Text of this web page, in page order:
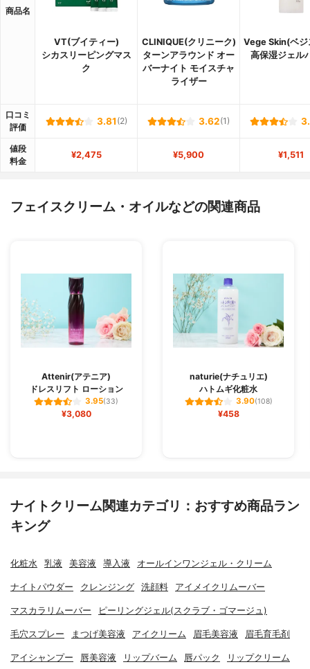
商品名
VT(ブイティー)
シカスリーピングマス
ク
CLINIQUE(クリニーク)
ターンアラウンド オー
バーナイト モイスチャ
ライザー
Vege Skin(ベジ
高保湿ジェル
口コミ
評価
3.81 (2) 3.62(1)
値段
料金
¥2,475 ¥5,900 ¥1,511
フェイスクリーム・オイルなどの関連商品
Attenir(アテニア)
ドレスリフト ローション
3.95(33)
¥3,080
naturie(ナチュリエ)
ハトムギ化粧水
3.90(108)
¥458
ナイトクリーム関連カテゴリ：おすすめ商品ラン
キング
化粧水 乳液 美容液 導入液 オールインワンジェル・クリーム
ナイトパウダー クレンジング 洗顔料 アイメイクリムーバー
マスカラリムーバー ピーリングジェル(スクラブ・ゴマージュ)
毛穴スプレー まつげ美容液 アイクリーム 眉毛美容液 眉毛育毛剤
アイシャンプー 唇美容液 リップバーム 唇パック リップクリーム